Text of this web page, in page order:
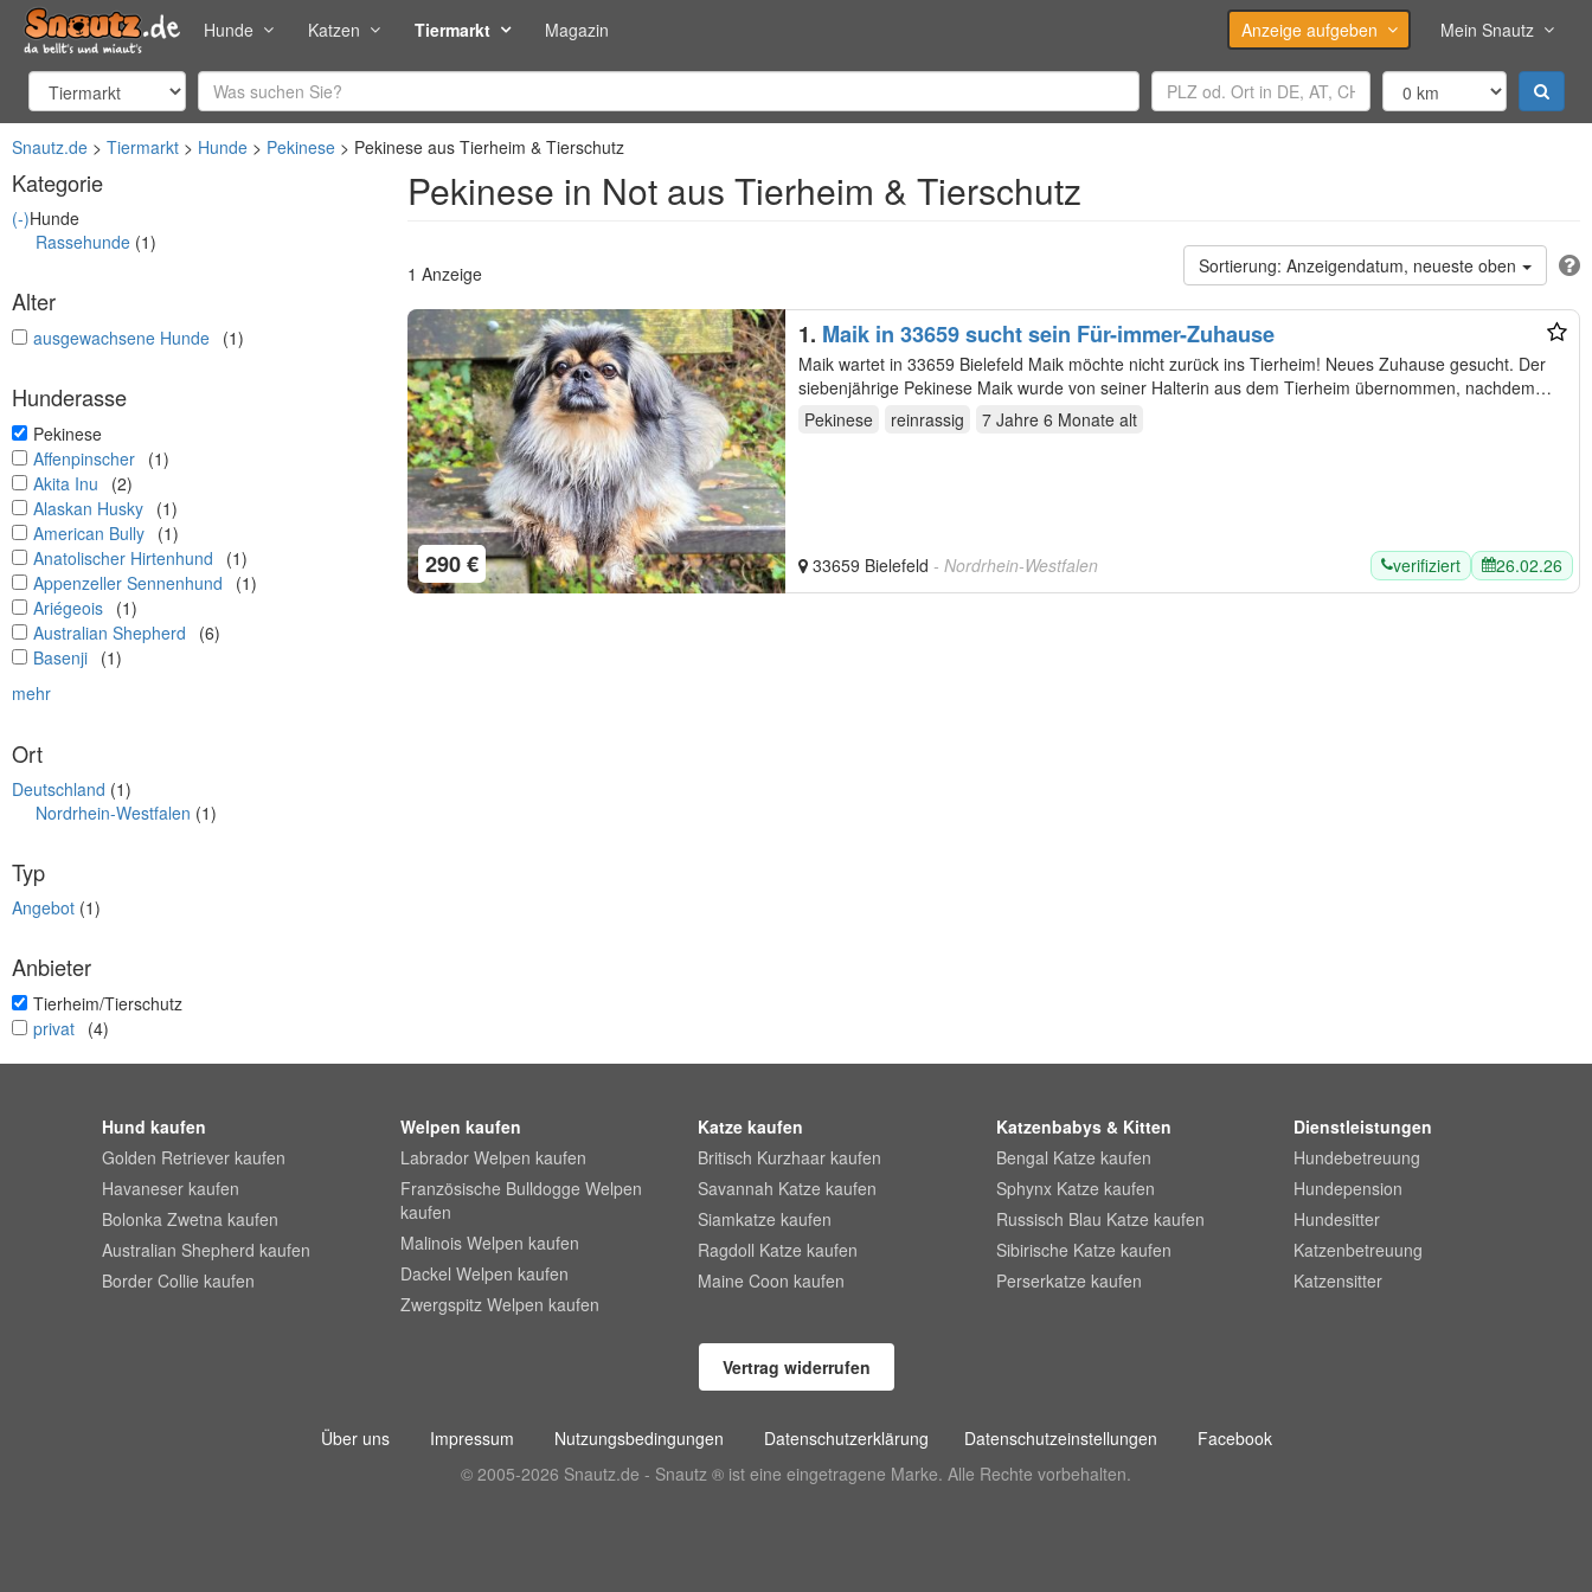
Hunde Katzen Tiermarkt Magazin Anzeige aufgeben Mein Snautz
Snautz.de Tiermarkt Hunde Pekinese Pekinese aus Tierheim & Tierschutz
Kategorie
(-)Hunde
Rassehunde (1)
Alter
undefined
ausgewachsene Hunde (1)
Hunderasse
undefined
Pekinese
undefined
Affenpinscher (1)
undefined
Akita Inu
(2)
undefined
Alaskan Husky (1)
undefined
American Bully (1)
undefined
Anatolischer Hirtenhund
(1)
undefined
Appenzeller Sennenhund
(1)
undefined
Ariégeois (1)
undefined
Australian Shepherd
(6)
undefined
Basenji (1)
mehr
Ort
Deutschland (1)
Nordrhein-Westfalen (1)
Typ
Angebot (1)
Anbieter
undefined
Tierheim/Tierschutz
undefined
privat (4)
Pekinese in Not aus Tierheim & Tierschutz
Anzeigendatum, neueste oben
1 Anzeige
1. Maik in 33659 sucht sein Für-immer-Zuhause
290 €
Maik wartet in 33659 Bielefeld Maik möchte nicht zurück ins Tierheim! Neues Zuhause gesucht. Der
siebenjährige Pekinese Maik wurde von seiner Halterin aus dem Tierheim übernommen, nachdem
sie…
Pekinese reinrassig 7 Jahre 6 Monate alt
33659 Bielefeld - Nordrhein-Westfalen verifiziert 26.02.26
Hund kaufen
Golden Retriever kaufen
Havaneser kaufen
Bolonka Zwetna kaufen
Australian Shepherd kaufen
Border Collie kaufen
Welpen kaufen
Labrador Welpen kaufen
Französische Bulldogge Welpen
kaufen
Malinois Welpen kaufen
Dackel Welpen kaufen
Zwergspitz Welpen kaufen
Katze kaufen
Britisch Kurzhaar kaufen
Savannah Katze kaufen
Siamkatze kaufen
Ragdoll Katze kaufen
Maine Coon kaufen
Katzenbabys & Kitten
Bengal Katze kaufen
Sphynx Katze kaufen
Russisch Blau Katze kaufen
Sibirische Katze kaufen
Perserkatze kaufen
Dienstleistungen
Hundebetreuung
Hundepension
Hundesitter
Katzenbetreuung
Katzensitter
Vertrag widerrufen
Über uns Impressum Nutzungsbedingungen Datenschutzerklärung Datenschutzeinstellungen
Facebook
© 2005-2026 Snautz.de - Snautz ® ist eine eingetragene Marke. Alle Rechte vorbehalten.